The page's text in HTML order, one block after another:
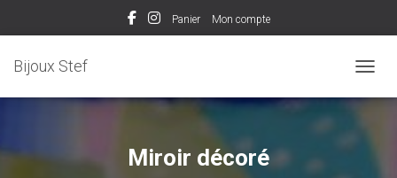
Panier Mon compte
Bijoux Stef
Miroir décoré